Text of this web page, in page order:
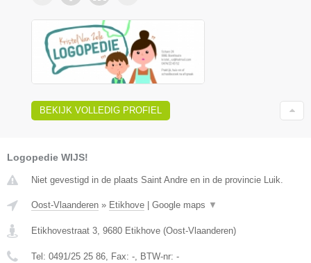
BEKIJK VOLLEDIG PROFIEL
Logopedie WIJS!
Niet gevestigd in de plaats Saint Andre en in de provincie Luik.
Oost-Vlaanderen » Etikhove Google maps ▼
Etikhovestraat 3, 9680 Etikhove (Oost-Vlaanderen)
Tel: 0491/25 25 86, Fax: -, BTW-nr: -